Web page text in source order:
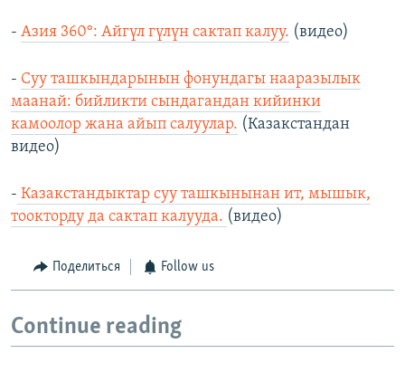
- Азия 360°: Айгүл гүлүн сактап калуу. (видео)
- Суу ташкындарынын фонундагы нааразылык
маанай: бийликти сындагандан кийинки
камоолор жана айып салуулар. (Казакстандан
видео)
- Казакстандыктар суу ташкынынан ит, мышык,
тоокторду да сактап калууда. (видео)
Поделиться Follow us
Continue reading